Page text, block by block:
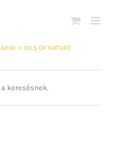
> OILS OF NATURE
keresésnek.